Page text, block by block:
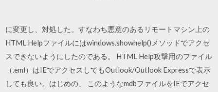
に変更し、対処した。すなわち悪意のあるリモートマシン上の
HTML Helpファイルにはwindows.showhelp()メソッドでアクセ
スできないようにしたのである。 HTML Help攻撃用のファイル
（.eml）はIEでアクセスしてもOutlook/Outlook Expressで表示
しても良い。はじめの、 このようなmdbファイルをIEでアクセ